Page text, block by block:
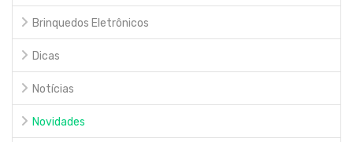
Brinquedos Eletrônicos
Dicas
Notícias
Novidades